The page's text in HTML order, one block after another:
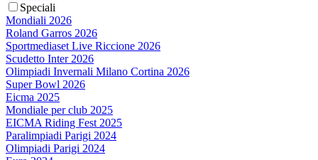
Speciali
Mondiali 2026
Roland Garros 2026
Sportmediaset Live Riccione 2026
Scudetto Inter 2026
Olimpiadi Invernali Milano Cortina 2026
Super Bowl 2026
Eicma 2025
Mondiale per club 2025
EICMA Riding Fest 2025
Paralimpiadi Parigi 2024
Olimpiadi Parigi 2024